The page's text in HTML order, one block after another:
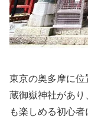
東京の奥多摩に
蔵御嶽神社があ
も楽しめる初心者